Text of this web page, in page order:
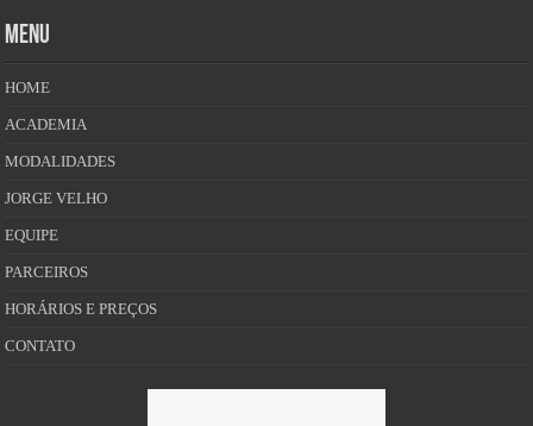
MENU
HOME
ACADEMIA
MODALIDADES
JORGE VELHO
EQUIPE
PARCEIROS
HORÁRIOS E PREÇOS
CONTATO